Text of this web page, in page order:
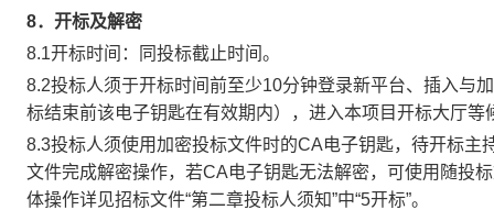
8．开标及解密
8.1开标时间：同投标截止时间。
8.2投标人须于开标时间前至少10分钟登录新平台、插入与
标结束前该电子钥匙在有效期内），进入本项目开标大厅等
8.3投标人须使用加密投标文件时的CA电子钥匙，待开标
文件完成解密操作，若CA电子钥匙无法解密，可使用随投
体操作详见招标文件“第二章投标人须知”中“5开标”。